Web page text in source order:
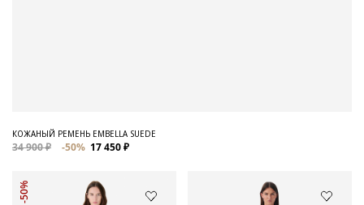
КОЖАНЫЙ РЕМЕНЬ EMBELLA SUEDE
34 900 ₽ -50% 17 450 ₽
-50%